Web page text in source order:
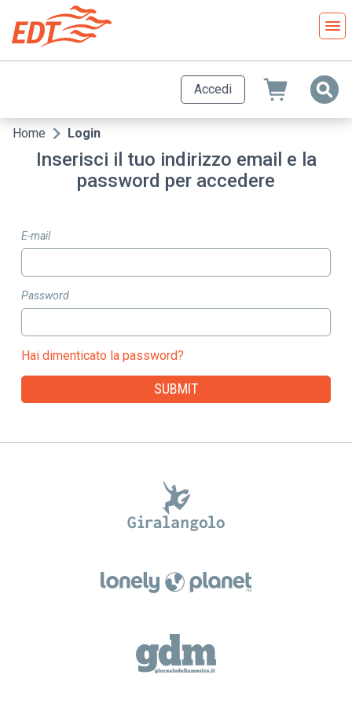
contenuto
principale
Accedi
Briciole
Home Login
Inserisci il tuo indirizzo email e la
password per accedere
E-mail
Password
Hai dimenticato la password?